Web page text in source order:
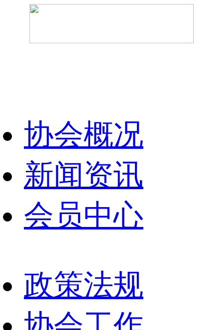
协会概况
新闻资讯
会员中心
政策法规